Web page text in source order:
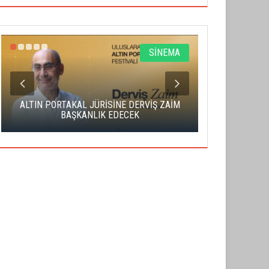
SİNEMA
ALTIN PORTAKAL JÜRİSİNE DERVİŞ ZAİM
BAŞKANLIK EDECEK